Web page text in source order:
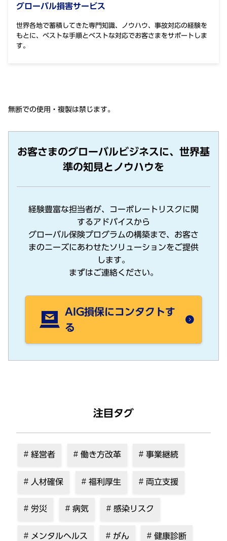
グローバル損害サービス
世界各地で蓄積してきた専門知識、ノウハウ、事故対応の経験を
もとに、ベストな手順とベストな対応でお客さまをサポートしま
す。
無断での使⽤・複製は禁じます。
お客さまのグローバルビジネスに、世界基
準の知見とノウハウを
経験豊富な担当者が、コーポレートリスクに関
するアドバイスから
グローバル保険プログラムの構築まで、お客さ
まのニーズにあわせたソリューションをご提供
します。
まずはご連絡ください。
AIG損保にコンタクトす
る
注目タグ
経営者 働き方改革 事業継続
人材確保 福利厚生 両立支援
労災 病気 感染リスク
メンタルヘルス がん 健康診断